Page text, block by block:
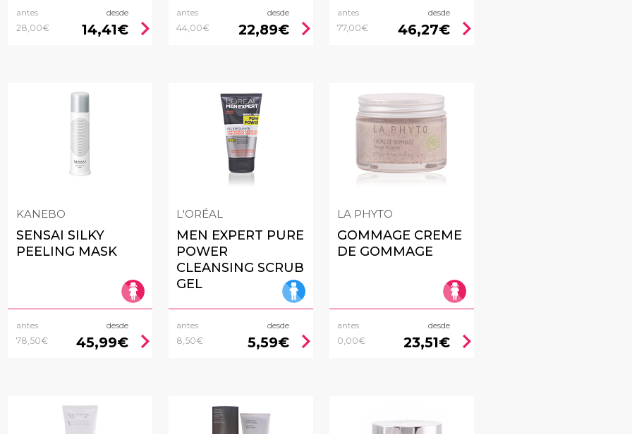
antes
28,00€
desde
14,41€ chevron_right
antes
44,00€
desde
22,89€ chevron_right
antes
77,00€
desde
46,27€ chevron_right
KANEBO
SENSAI SILKY
PEELING MASK
antes
78,50€
desde
45,99€ chevron_right
L'ORÉAL
MEN EXPERT PURE
POWER
CLEANSING SCRUB
GEL
antes
8,50€
desde
5,59€ chevron_right
LA PHYTO
GOMMAGE CREME
DE GOMMAGE
antes
0,00€
desde
23,51€ chevron_right